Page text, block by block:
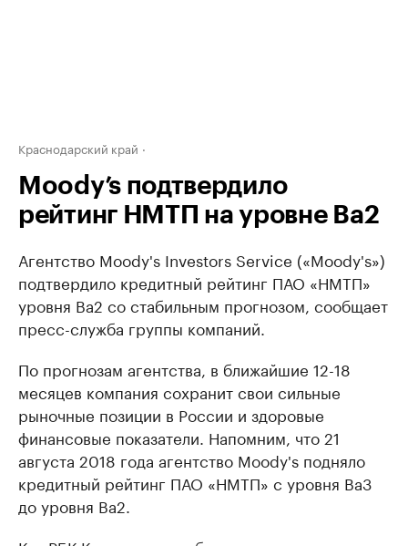
Краснодарский край
Moody’s подтвердило
рейтинг НМТП на уровне Ba2
Агентство Moody's Investors Service («Moody's»)
подтвердило кредитный рейтинг ПАО «НМТП»
уровня Ba2 со стабильным прогнозом, сообщает
пресс-служба группы компаний.
По прогнозам агентства, в ближайшие 12-18
месяцев компания сохранит свои сильные
рыночные позиции в России и здоровые
финансовые показатели. Напомним, что 21
августа 2018 года агентство Moody's подняло
кредитный рейтинг ПАО «НМТП» с уровня Ba3
до уровня Ba2.